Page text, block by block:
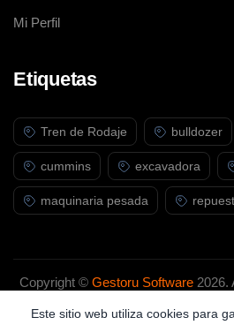
Mi Perfil
Etiquetas
Tren de Rodaje bulldozer
cummins excavadora
maquinaria pesada
Copyright ©Gestoru Software 2026.
Este sitio web utiliza cookies para